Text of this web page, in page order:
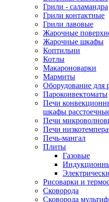
Грили - саламандра
Грили контактные
Грили лавовые
Жарочные
Жарочные шкафы
Коптильни
Котлы
Макароноварки
Мармиты
Оборудование для
Пароконвектоматы
Печи
шкафы
Печи
Печи
Печь-мангал
Плиты
Газовые
Рисоварки и
Сковорода
Сковорода